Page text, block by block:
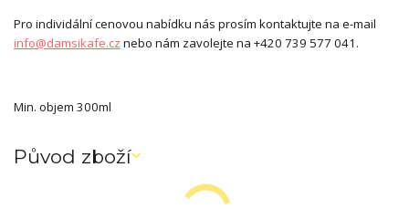
Pro individální cenovou nabídku nás prosím kontaktujte na e-mail
info@damsikafe.cz nebo nám zavolejte na +420 739 577 041.
Min. objem 300ml
Původ zboží